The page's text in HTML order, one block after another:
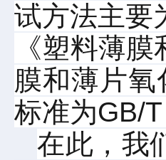
试方法主要
《塑料薄
膜和薄片
标准为GB/T
在此，我